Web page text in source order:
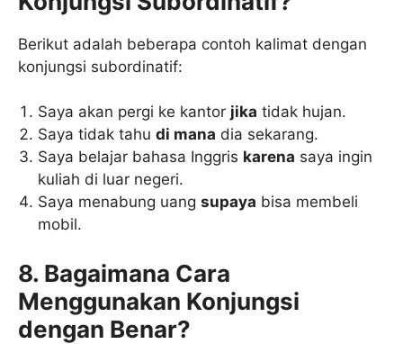
Berikut adalah beberapa contoh kalimat dengan
konjungsi subordinatif:
Saya akan pergi ke kantor jika tidak hujan.
Saya tidak tahudi mana dia sekarang.
Saya belajar bahasa Inggris karena saya ingin
kuliah di luar negeri.
Saya menabung uangsupaya bisa membeli
mobil.
8. Bagaimana Cara
Menggunakan Konjungsi
dengan Benar?